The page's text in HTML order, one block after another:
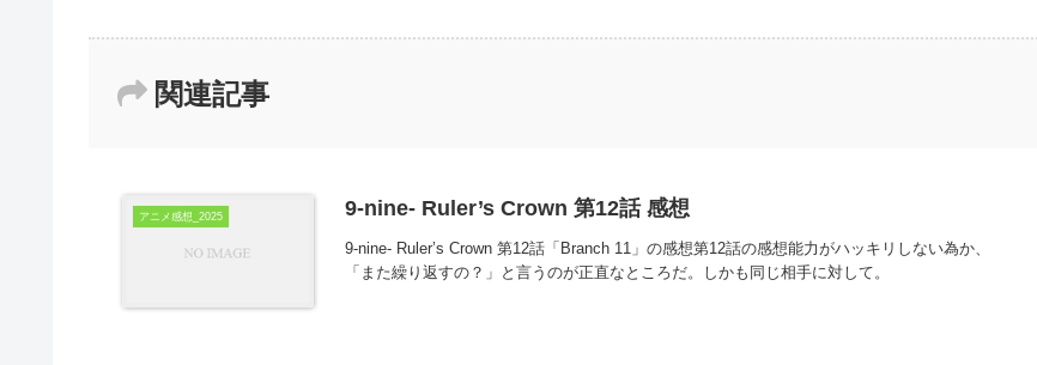
関連記事
アニメ感想_2025 9-nine- Ruler’s Crown 第12話 感想
9-nine- Ruler’s Crown 第12話「Branch 11」の感想第12話の感想能力がハッキリしない為か、
「また繰り返すの？」と言うのが正直なところだ。しかも同じ相手に対して。